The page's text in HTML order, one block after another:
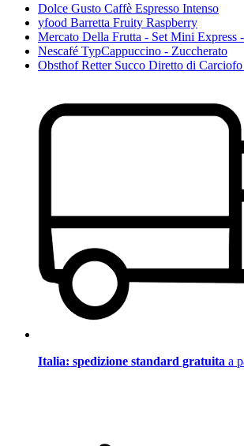
Dolce Gusto Caffè Espresso Intenso
yfood Barretta Fruity Raspberry
Mercato Della Frutta - Set Mini Express
Nescafé TypCappuccino - Zuccherato
Obsthof Retter Succo Diretto di
Italia: spedizione standard gratuita a